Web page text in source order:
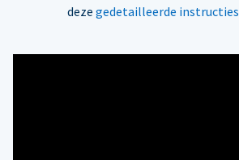
deze gedetailleerde instructies